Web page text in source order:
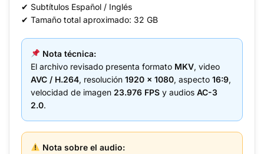
✔ Subtítulos Español / Inglés
✔ Tamaño total aproximado: 32 GB
Nota técnica:
El archivo revisado presenta formato MKV, video
AVC / H.264, resolución 1920 x 1080, aspecto 16:9,
velocidad de imagen 23.976 FPS y audios AC-3
2.0.
Nota sobre el audio: